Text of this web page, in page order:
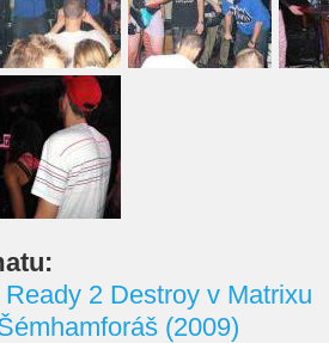
2 Destroy v Matrixu
(2009)